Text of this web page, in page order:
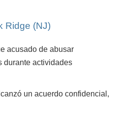
Ridge (NJ)
acusado de abusar
durante actividades
un acuerdo confidencial,